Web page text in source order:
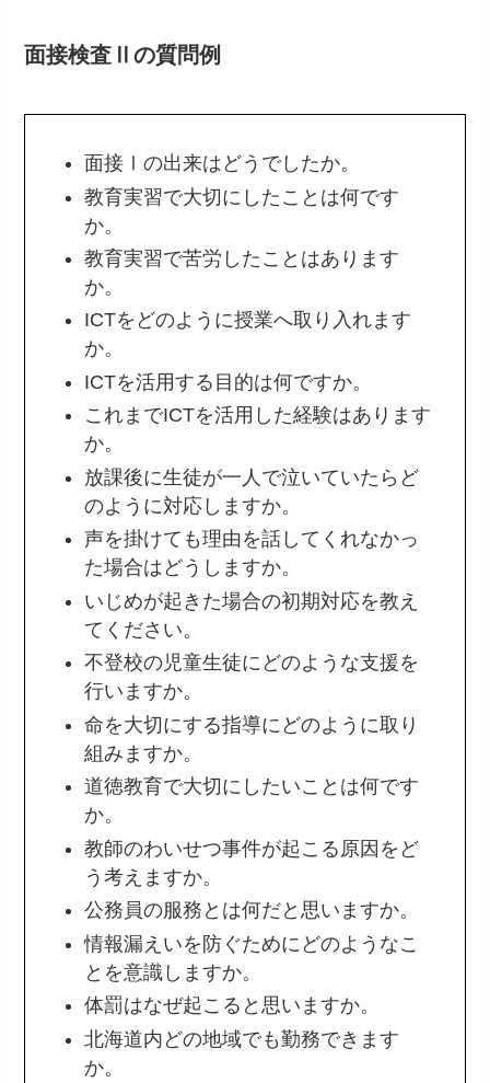
面接検査Ⅱの質問例
面接Ⅰの出来はどうでしたか。
教育実習で大切にしたことは何です
か。
教育実習で苦労したことはあります
か。
ICTをどのように授業へ取り入れます
か。
ICTを活用する目的は何ですか。
これまでICTを活用した経験はあります
か。
放課後に生徒が一人で泣いていたらど
のように対応しますか。
声を掛けても理由を話してくれなかっ
た場合はどうしますか。
いじめが起きた場合の初期対応を教え
てください。
不登校の児童生徒にどのような支援を
行いますか。
命を大切にする指導にどのように取り
組みますか。
道徳教育で大切にしたいことは何です
か。
教師のわいせつ事件が起こる原因をど
う考えますか。
公務員の服務とは何だと思いますか。
情報漏えいを防ぐためにどのようなこ
とを意識しますか。
体罰はなぜ起こると思いますか。
北海道内どの地域でも勤務できます
か。